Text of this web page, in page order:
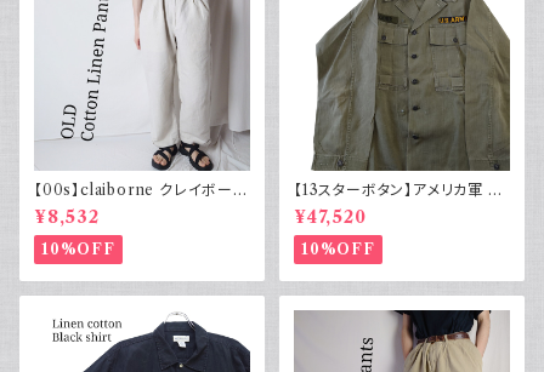
【00s】claiborne クレイボーン
リネンコットンパンツ ツータック
¥8,532
10%OFF
【13スターボタン】アメリカ軍 M
43 HBT ジャケット パッチ 軍物
実物
¥47,520
10%OFF